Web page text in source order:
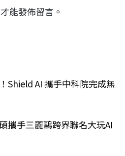
能發佈留言。
Shield AI 攜手中科院完成無
攜手三麗鷗跨界聯名大玩AI